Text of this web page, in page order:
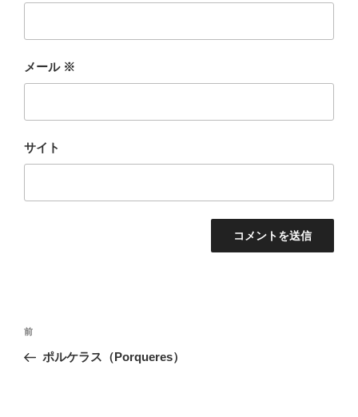
メール ※
サイト
投
ナ
前
の
前
ポルケラス（Porqueres）